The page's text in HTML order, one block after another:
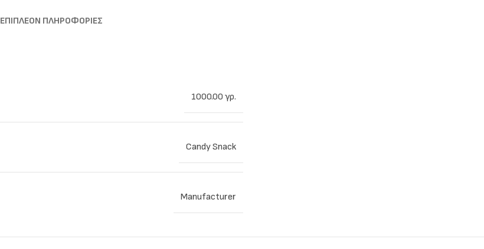
ΕΠΙΠΛΈΟΝ ΠΛΗΡΟΦΟΡΊΕΣ
1000.00 γρ.
Candy Snack
Manufacturer